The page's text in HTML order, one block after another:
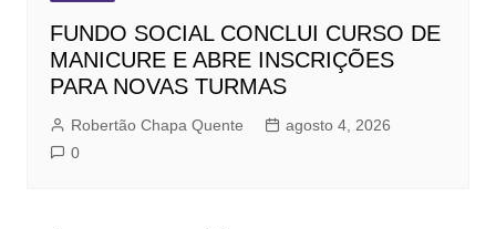
FUNDO SOCIAL CONCLUI CURSO DE
MANICURE E ABRE INSCRIÇÕES
PARA NOVAS TURMAS
Robertão Chapa Quente
agosto 4, 2026
0